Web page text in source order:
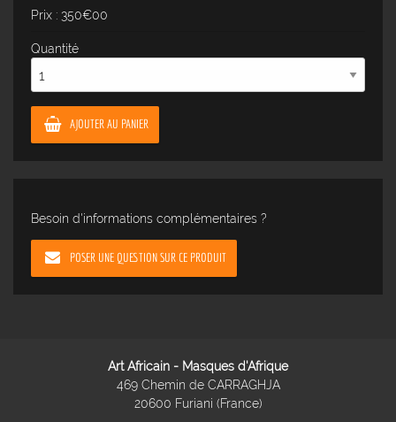
Prix : 350€00
Quantité
AJOUTER AU PANIER
Besoin d'informations complémentaires ?
POSER UNE QUESTION SUR CE PRODUIT
Art Africain - Masques d'Afrique
469 Chemin de CARRAGHJA
20600 Furiani (France)